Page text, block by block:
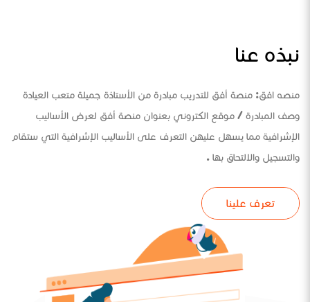
نبذه عنا
منصه افق: منصة أفق للتدريب مبادرة من الأستاذة جميلة متعب العيادة
وصف المبادرة / موقع الكتروني بعنوان منصة أفق لعرض الأساليب
الإشرافية مما يسهل عليهن التعرف على الأساليب الإشرافية التي ستقام
والتسجيل والالتحاق بها .
تعرف علينا